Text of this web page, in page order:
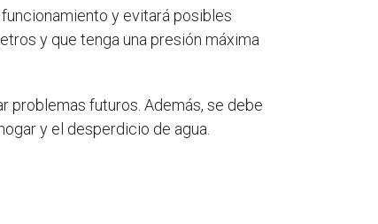
y evitará posibles
y que tenga una presión máxima
problemas futuros. Además, se debe
y el desperdicio de agua.